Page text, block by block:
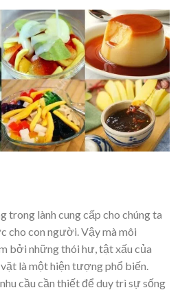
lành cung cấp cho chúng ta
cho con người. Vậy mà môi
bởi những thói hư, tật xấu của
vặt là một hiện tượng phổ biến.
cầu cần thiết để duy trì sự sống